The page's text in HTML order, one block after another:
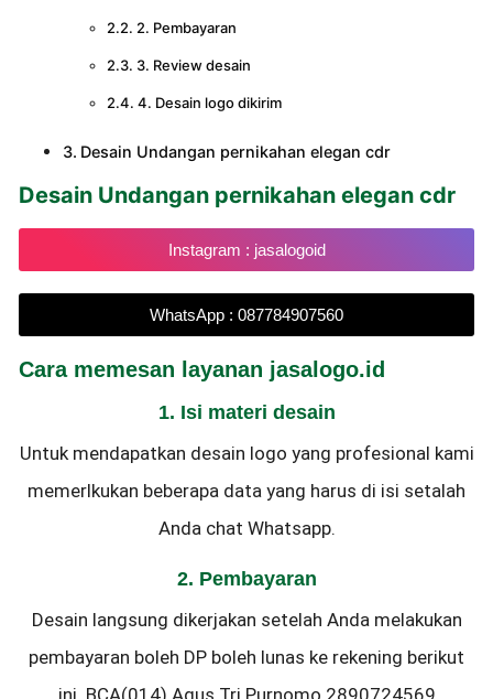
2. Pembayaran
3. Review desain
4. Desain logo dikirim
Desain Undangan pernikahan elegan cdr
Desain Undangan pernikahan elegan cdr
Instagram : jasalogoid
WhatsApp : 087784907560
Cara memesan layanan jasalogo.id
1. Isi materi desain
Untuk mendapatkan desain logo yang profesional kami
memerlkukan beberapa data yang harus di isi setalah
Anda chat Whatsapp.
2. Pembayaran
Desain langsung dikerjakan setelah Anda melakukan
pembayaran boleh DP boleh lunas ke rekening berikut
ini. BCA(014) Agus Tri Purnomo 2890724569